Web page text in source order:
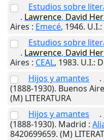
Estudios sobre
. Lawrence, David
Aires : Emecé, 1946. U.I.
Estudios sobre
. Lawrence, David
Aires : CEAL, 1983. U.I.:
Hijos y amantes
.
(1888-1930). Buenos
(M) LITERATURA
Hijos y amantes
.
(1888-1930). Madrid :
8420699659. (M)